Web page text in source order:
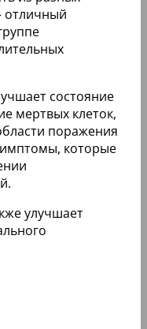
отличный
состояние
мертвых клеток,
поражения
которые
улучшает